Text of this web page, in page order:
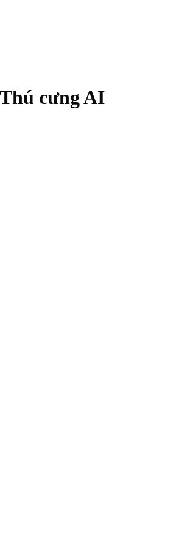
cưng AI